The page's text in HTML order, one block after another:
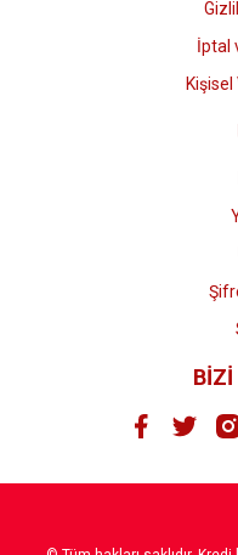
İptal
Kişisel
BİZİ